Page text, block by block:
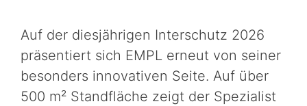
Auf der diesjährigen Interschutz 2026
präsentiert sich EMPL erneut von seiner
besonders innovativen Seite. Auf über
500 m² Standfläche zeigt der Spezialist